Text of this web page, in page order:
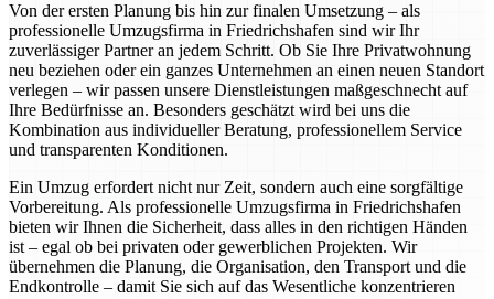
Von der ersten Planung bis hin zur finalen Umsetzung – als
professionelle Umzugsfirma in Friedrichshafen sind wir Ihr
zuverlässiger Partner an jedem Schritt. Ob Sie Ihre Privatwohnung
neu beziehen oder ein ganzes Unternehmen an einen neuen Standort
verlegen – wir passen unsere Dienstleistungen maßgeschnecht auf
Ihre Bedürfnisse an. Besonders geschätzt wird bei uns die
Kombination aus individueller Beratung, professionellem Service
und transparenten Konditionen.
Ein Umzug erfordert nicht nur Zeit, sondern auch eine sorgfältige
Vorbereitung. Als professionelle Umzugsfirma in Friedrichshafen
bieten wir Ihnen die Sicherheit, dass alles in den richtigen Händen
ist – egal ob bei privaten oder gewerblichen Projekten. Wir
übernehmen die Planung, die Organisation, den Transport und die
Endkontrolle – damit Sie sich auf das Wesentliche konzentrieren